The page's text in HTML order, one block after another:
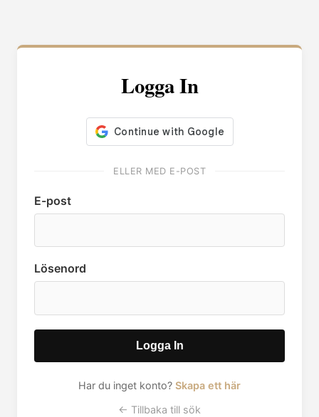
Logga In
ELLER MED E-POST
E-post
Lösenord
Logga In
Har du inget konto? Skapa ett här
← Tillbaka till sök